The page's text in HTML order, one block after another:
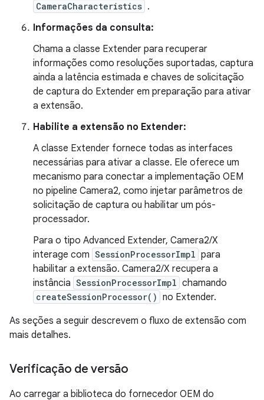
CameraCharacteristics .
Informações da consulta:
Chama a classe Extender para recuperar
informações como resoluções suportadas, captura
ainda a latência estimada e chaves de solicitação
de captura do Extender em preparação para ativar
a extensão.
Habilite a extensão no Extender:
A classe Extender fornece todas as interfaces
necessárias para ativar a classe. Ele oferece um
mecanismo para conectar a implementação OEM
no pipeline Camera2, como injetar parâmetros de
solicitação de captura ou habilitar um pós-
processador.
Para o tipo Advanced Extender, Camera2/X
interage com SessionProcessorImpl para
habilitar a extensão. Camera2/X recupera a
instância SessionProcessorImpl chamando
createSessionProcessor() no Extender.
As seções a seguir descrevem o fluxo de extensão com
mais detalhes.
Verificação de versão
Ao carregar a biblioteca do fornecedor OEM do